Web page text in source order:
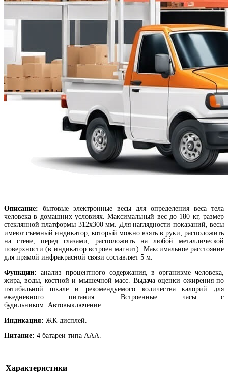
Описание: бытовые электронные весы для определения веса тела
человека в домашних условиях. Максимальный вес до 180 кг, размер
стеклянной платформы 312х300 мм. Для наглядности показаний, весы
имеют съемный индикатор, который можно взять в руки; расположить
на стене, перед глазами; расположить на любой металлической
поверхности (в индикатор встроен магнит). Максимальное расстояние
для прямой инфракрасной связи составляет 5 м.
Функции: анализ процентного содержания, в организме человека,
жира, воды, костной и мышечной масс. Выдача оценки ожирения по
пятибальной шкале и рекомендуемого количества калорий для
ежедневного питания. Встроенные часы с
будильником. Автовыключение.
Индикация: ЖК-дисплей.
Питание: 4 батареи типа ААА.
Характеристики